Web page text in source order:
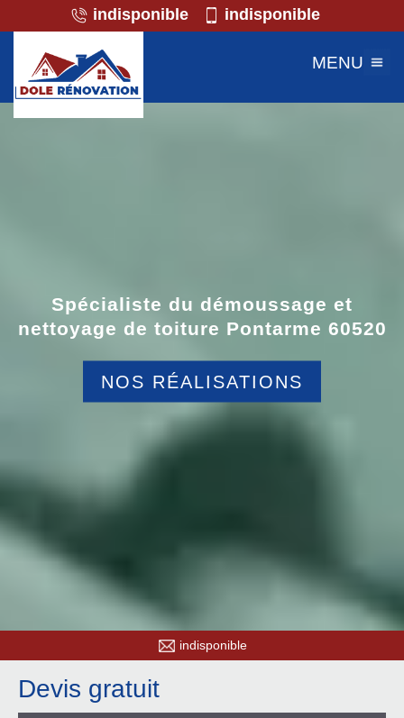
indisponible indisponible
MENU
Spécialiste du démoussage et
nettoyage de toiture Pontarme 60520
NOS RÉALISATIONS
indisponible
Devis gratuit